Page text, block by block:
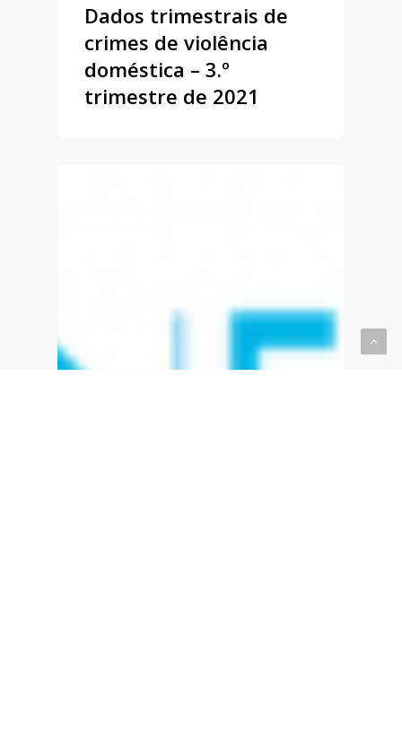
Dados trimestrais de
crimes de violência
doméstica – 3.º
trimestre de 2021